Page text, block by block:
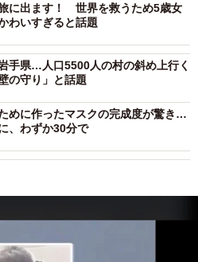
に出ます！ 世界を救うため5歳女
わいすぎると話題
手県…人口5500人の村の斜め上行く
の守り」と話題
めに作ったマスクの完成度が驚き…
、わずか30分で